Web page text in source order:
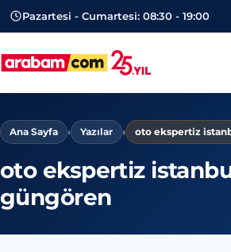
Pazartesi - Cumartesi: 08:30 - 19:00
arabam.com
Ana Sayfa › Yazılar › oto ekspertiz
oto ekspertiz
güngören